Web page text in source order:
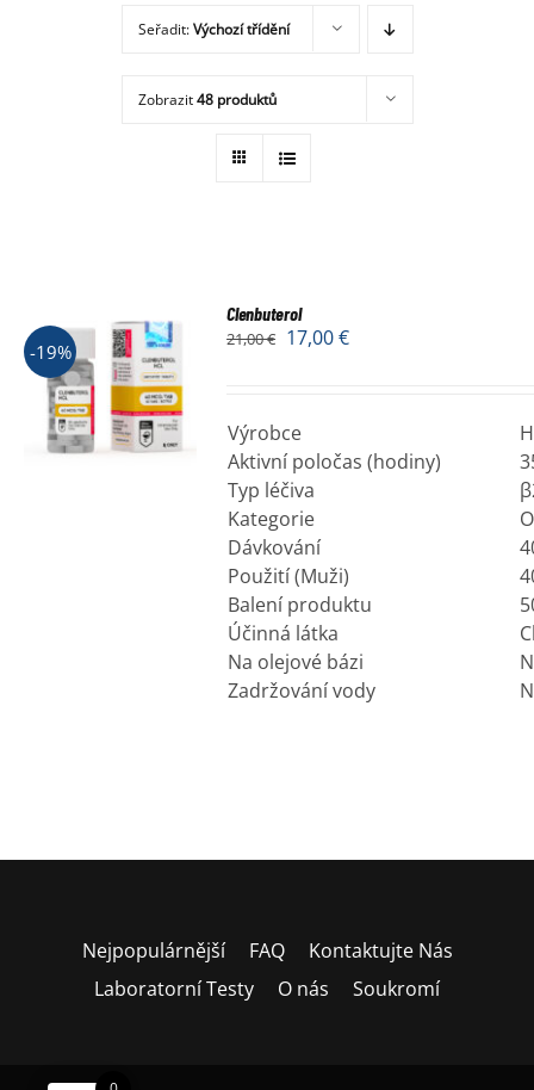
Seřadit:Výchozí třídění
Zobrazit48 produktů
-19%
Clenbuterol
21,00€ 17,00€
Výrobce
Aktivní poločas (hodiny)
Typ léčiva
Kategorie
Dávkování
Použití (Muži)
Balení produktu
Účinná látka
Na olejové bázi
Zadržování vody
Nejpopulárnější FAQ
Kontaktujte Nás
Laboratorní Testy
O nás Soukromí